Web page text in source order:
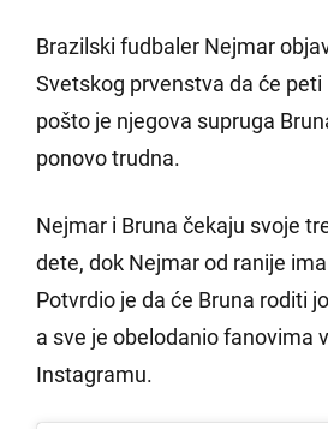
Brazilski fudbaler Nejmar
Svetskog prvenstva da će
pošto je njegova supruga
ponovo trudna.
Nejmar i Bruna čekaju svoje
dete, dok Nejmar od ranije
Potvrdio je da će Bruna roditi
a sve je obelodanio fanovima
Instagramu.